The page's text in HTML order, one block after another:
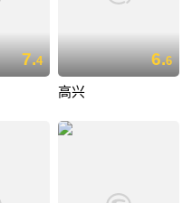
7.4 6.6
高兴